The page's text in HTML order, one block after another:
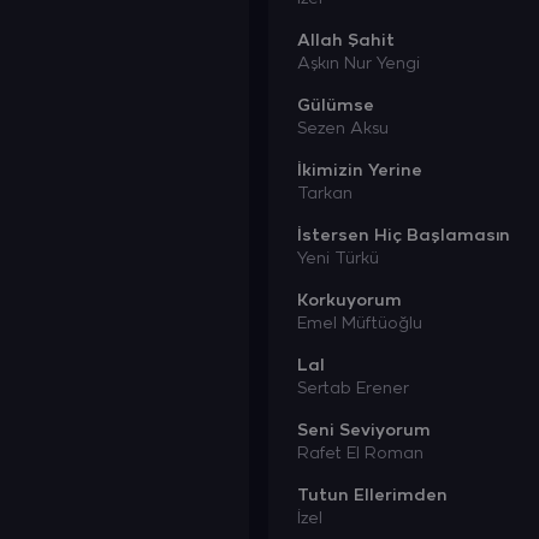
Allah Şahit
Aşkın Nur Yengi
Gülümse
Sezen Aksu
İkimizin Yerine
Tarkan
İstersen Hiç Başlamasın
Yeni Türkü
Korkuyorum
Emel Müftüoğlu
Lal
Sertab Erener
Seni Seviyorum
Rafet El Roman
Tutun Ellerimden
İzel